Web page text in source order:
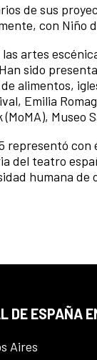
de sus
con Niño
artes
sido
alimentos,
Emilia
Museo
representó
del teatro
humana
DE ESPAÑA
Aires